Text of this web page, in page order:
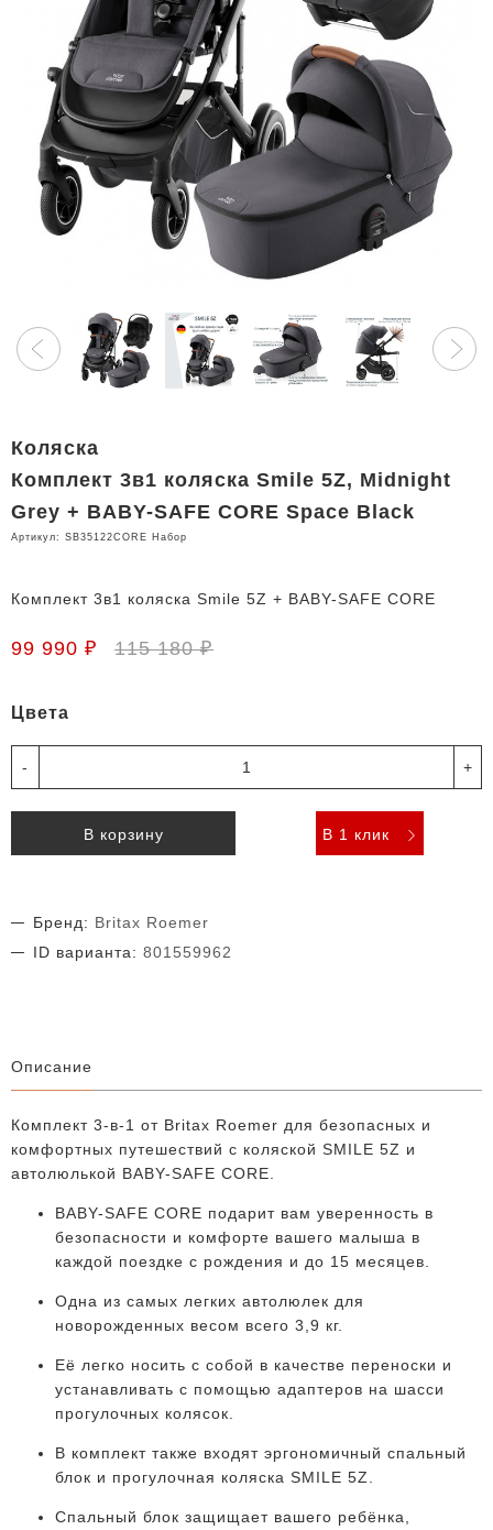
Коляска
Комплект 3в1 коляска Smile 5Z, Midnight
Grey + BABY-SAFE CORE Space Black
Артикул: SB35122CORE Набор
Комплект 3в1 коляска Smile 5Z + BABY-SAFE CORE
99 990 ₽ 115 180 ₽
Цвета
- +
В корзину В 1 клик
Бренд: Britax Roemer
ID варианта: 801559962
Описание
Комплект 3-в-1 от Britax Roemer для безопасных и
комфортных путешествий с коляской SMILE 5Z и
автолюлькой BABY-SAFE CORE
BABY-SAFE CORE подарит вам уверенность в
безопасности и комфорте вашего малыша в
каждой поездке с рождения и до 15 месяцев.
Одна из самых легких автолюлек для
новорожденных весом всего 3,9 кг.
Её легко носить с собой в качестве переноски и
устанавливать с помощью адаптеров на шасси
прогулочных колясок.
В комплект также входят эргономичный спальный
блок и прогулочная коляска SMILE 5Z.
Спальный блок защищает вашего ребёнка,